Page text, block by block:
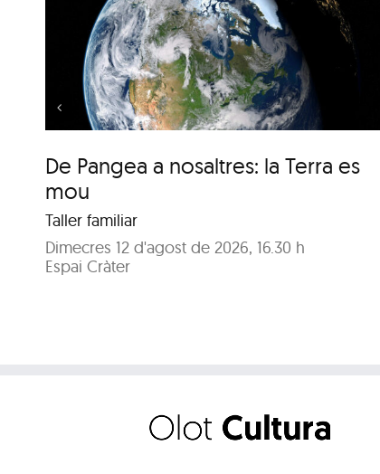
De Pangea a nosaltres: la Terra es
mou
Taller familiar
Dimecres 12 d'agost de 2026, 16.30 h
Espai Cràter
De Pangea a nosaltres: la
Terra es mou